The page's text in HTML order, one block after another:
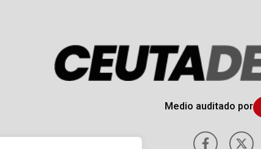
Medio auditado por